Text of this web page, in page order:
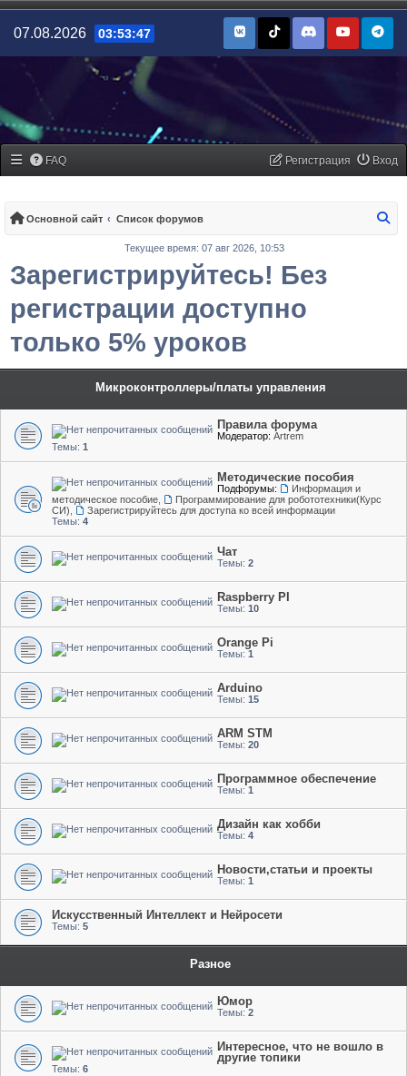
07.08.2026 03:53:47
FAQ Вход
Регистрация
Основной сайт Список форумов
Текущее время: 07 авг 2026, 10:53
Зарегистрируйтесь! Без
регистрации доступно
только 5% уроков
Микроконтроллеры/платы управления
Правила форума
Модератор: Artrem
Темы: 1
Методические пособия
Подфорумы:
Информация и
методическое пособие
Программирование для робототехники(Курс
СИ)
Зарегистрируйтесь для доступа ко всей информации
Темы: 4
Чат
Темы: 2
Raspberry PI
Темы: 10
Orange Pi
Темы: 1
Arduino
Темы: 15
ARM STM
Темы: 20
Программное обеспечение
Темы: 1
Дизайн как хобби
Темы: 4
Новости,статьи и проекты
Темы: 1
Искусственный Интеллект и Нейросети
Темы: 5
Разное
Юмор
Темы: 2
Интересное, что не вошло в
другие топики
Темы: 6